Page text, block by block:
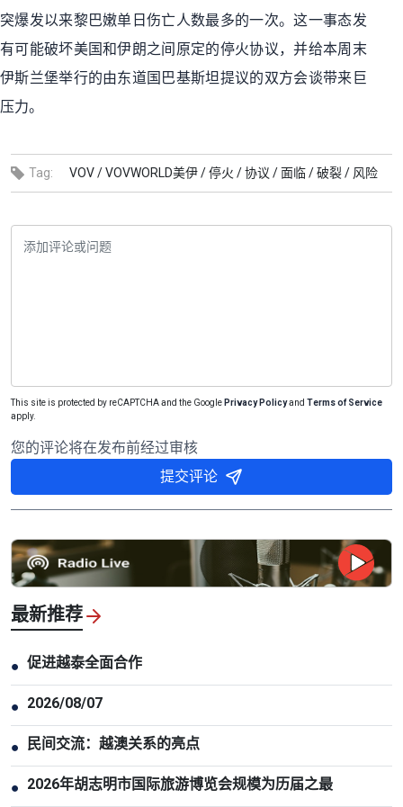
爆发以来黎巴嫩单日伤亡人数最多的一次。这一事态发
可能破坏美国和伊朗之间原定的停火协议，并给本周末
斯兰堡举行的由东道国巴基斯坦提议的双方会谈带来巨
力。
Tag: VOV /VOVWORLD美伊 /停火 /协议 /面临 /破裂 / 风险
This site is protected by reCAPTCHA and the Google Privacy Policyand Terms of Service
apply.
您的评论将在发布前经过审核
提交评论
最新推荐
● 促进越泰全面合作
● 2026/08/07
● 民间交流：越澳关系的亮点
● 2026年胡志明市国际旅游博览会规模为历届之最